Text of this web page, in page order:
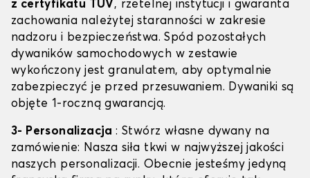
z certyfikatu TÜV, rzetelnej instytucji i gwaranta
zachowania należytej staranności w zakresie
nadzoru i bezpieczeństwa. Spód pozostałych
dywaników samochodowych w zestawie
wykończony jest granulatem, aby optymalnie
zabezpieczyć je przed przesuwaniem. Dywaniki są
objęte 1-roczną gwarancją.
3- Personalizacja: Stwórz własne dywany na
zamówienie: Nasza siła tkwi w najwyższej jakości
naszych personalizacji. Obecnie jesteśmy jedyną